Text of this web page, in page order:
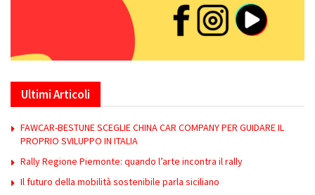
Ultimi Articoli
FAWCAR-BESTUNE SCEGLIE CHINA CAR COMPANY PER GUIDARE IL
PROPRIO SVILUPPO IN ITALIA
Rally Regione Piemonte: quando l’arte incontra il rally
Il futuro della mobilità sostenibile parla siciliano